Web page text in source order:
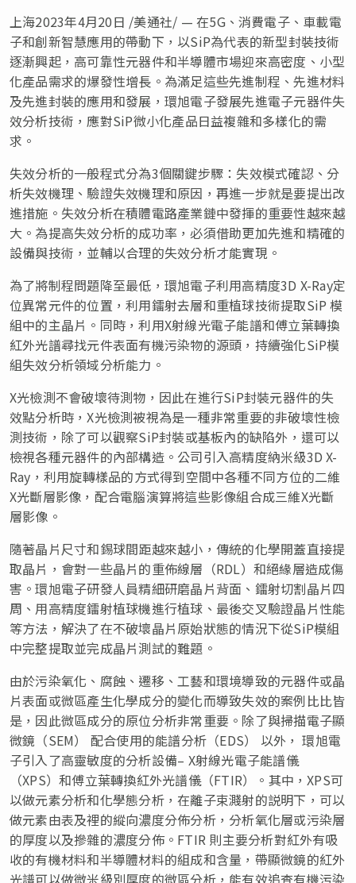
上海2023年4月20日 /美通社/ — 在5G、消費電子、車載電
子和創新智慧應用的帶動下，以SiP為代表的新型封裝技術
逐漸興起，高可靠性元器件和半導體市場迎來高密度、小型
化產品需求的爆發性增長。為滿足這些先進制程、先進材料
及先進封裝的應用和發展，環旭電子發展先進電子元器件失
效分析技術，應對SiP微小化產品日益複雜和多樣化的需
求。
失效分析的一般程式分為3個關鍵步驟：失效模式確認、分
析失效機理、驗證失效機理和原因，再進一步就是要提出改
進措施。失效分析在積體電路產業鏈中發揮的重要性越來越
大。為提高失效分析的成功率，必須借助更加先進和精確的
設備與技術，並輔以合理的失效分析才能實現。
為了將制程問題降至最低，環旭電子利用高精度3D X-Ray定
位異常元件的位置，利用鐳射去層和重植球技術提取SiP 模
組中的主晶片。同時，利用X射線光電子能譜和傅立葉轉換
紅外光譜尋找元件表面有機污染物的源頭，持續強化SiP模
組失效分析領域分析能力。
X光檢測不會破壞待測物，因此在進行SiP封裝元器件的失
效點分析時，X光檢測被視為是一種非常重要的非破壞性檢
測技術，除了可以觀察SiP封裝或基板內的缺陷外，還可以
檢視各種元器件的內部構造。公司引入高精度納米級3D X-
Ray，利用旋轉樣品的方式得到空間中各種不同方位的二維
X光斷層影像，配合電腦演算將這些影像組合成三維X光斷
層影像。
隨著晶片尺寸和錫球間距越來越小，傳統的化學開蓋直接提
取晶片，會對一些晶片的重佈線層（RDL）和絕緣層造成傷
害。環旭電子研發人員精細研磨晶片背面、鐳射切割晶片四
周、用高精度鐳射植球機進行植球、最後交叉驗證晶片性能
等方法，解決了在不破壞晶片原始狀態的情況下從SiP模組
中完整提取並完成晶片測試的難題。
由於污染氧化、腐蝕、遷移、工藝和環境導致的元器件或晶
片表面或微區產生化學成分的變化而導致失效的案例比比皆
是，因此微區成分的原位分析非常重要。除了與掃描電子顯
微鏡（SEM） 配合使用的能譜分析（EDS） 以外， 環旭電
子引入了高靈敏度的分析設備– X射線光電子能譜儀
（XPS）和傅立葉轉換紅外光譜儀（FTIR）。其中，XPS可
以做元素分析和化學態分析，在離子束濺射的説明下，可以
做元素由表及裡的縱向濃度分佈分析，分析氧化層或污染層
的厚度以及摻雜的濃度分佈。FTIR 則主要分析對紅外有吸
收的有機材料和半導體材料的組成和含量，帶顯微鏡的紅外
光譜可以做微米級別厚度的微區分析，能有效追查有機污染